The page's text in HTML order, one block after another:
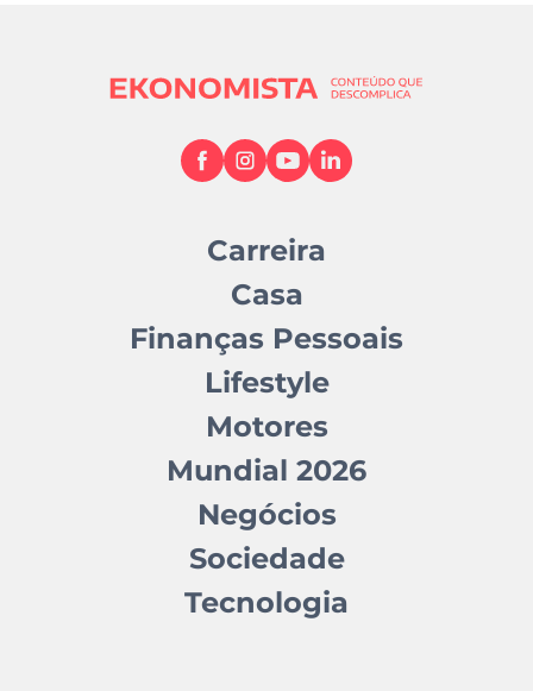
Carreira
Casa
Finanças Pessoais
Lifestyle
Motores
Mundial 2026
Negócios
Sociedade
Tecnologia